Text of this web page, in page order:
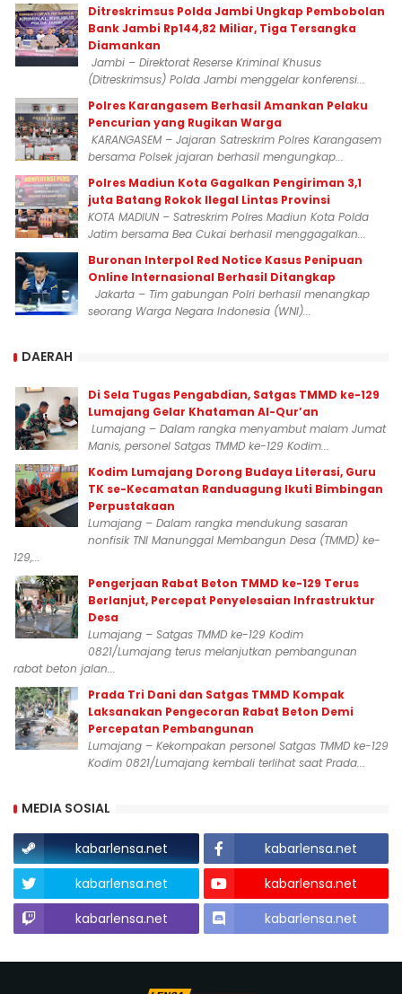
Ditreskrimsus Polda Jambi Ungkap Pembobolan
Bank Jambi Rp144,82 Miliar, Tiga Tersangka
Diamankan
Jambi – Direktorat Reserse Kriminal Khusus
(Ditreskrimsus) Polda Jambi menggelar konferensi...
Polres Karangasem Berhasil Amankan Pelaku
Pencurian yang Rugikan Warga
KARANGASEM – Jajaran Satreskrim Polres Karangasem
bersama Polsek jajaran berhasil mengungkap...
Polres Madiun Kota Gagalkan Pengiriman 3,1
juta Batang Rokok Ilegal Lintas Provinsi
KOTA MADIUN – Satreskrim Polres Madiun Kota Polda
Jatim bersama Bea Cukai berhasil menggagalkan...
Buronan Interpol Red Notice Kasus Penipuan
Online Internasional Berhasil Ditangkap
Jakarta – Tim gabungan Polri berhasil menangkap
seorang Warga Negara Indonesia (WNI)...
DAERAH
Di Sela Tugas Pengabdian, Satgas TMMD ke-129
Lumajang Gelar Khataman Al-Qur’an
Lumajang – Dalam rangka menyambut malam Jumat
Manis, personel Satgas TMMD ke-129 Kodim...
Kodim Lumajang Dorong Budaya Literasi, Guru
TK se-Kecamatan Randuagung Ikuti Bimbingan
Perpustakaan
Lumajang – Dalam rangka mendukung sasaran
nonfisik TNI Manunggal Membangun Desa (TMMD) ke-
129,...
Pengerjaan Rabat Beton TMMD ke-129 Terus
Berlanjut, Percepat Penyelesaian Infrastruktur
Desa
Lumajang – Satgas TMMD ke-129 Kodim
0821/Lumajang terus melanjutkan pembangunan
rabat beton jalan...
Prada Tri Dani dan Satgas TMMD Kompak
Laksanakan Pengecoran Rabat Beton Demi
Percepatan Pembangunan
Lumajang – Kekompakan personel Satgas TMMD ke-129
Kodim 0821/Lumajang kembali terlihat saat Prada...
MEDIA SOSIAL
kabarlensa.net
kabarlensa.net
kabarlensa.net
kabarlensa.net
kabarlensa.net
kabarlensa.net